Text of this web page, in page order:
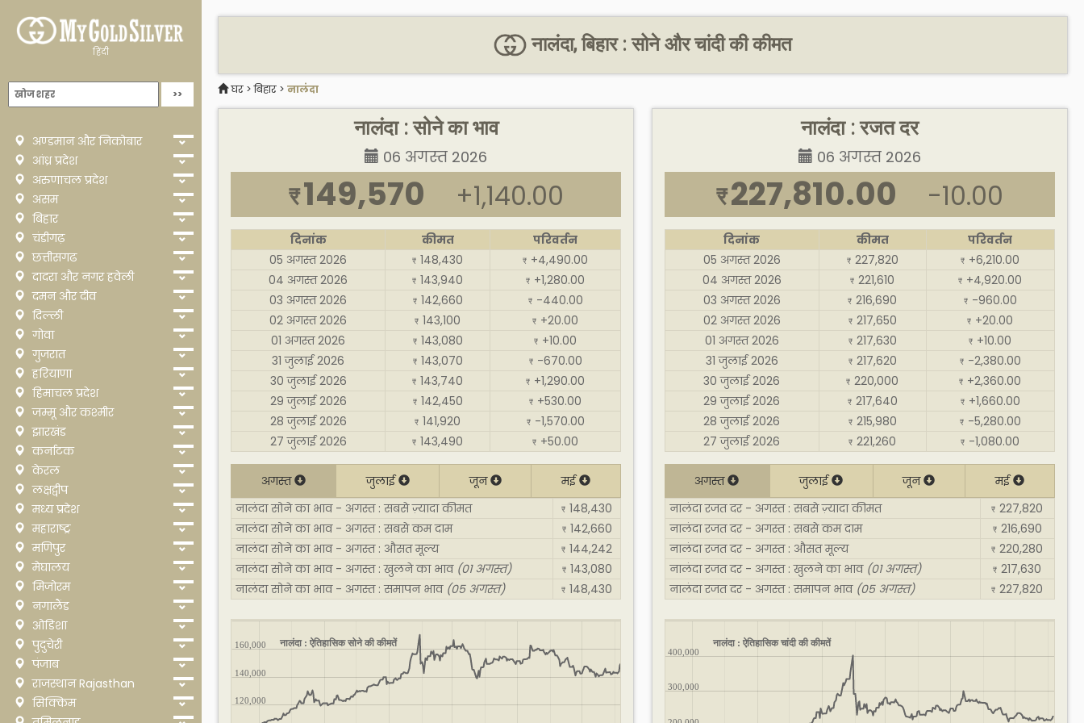
हिंदी
अण्डमान और निकोबार
आंध्र प्रदेश
अरुणाचल प्रदेश
असम
बिहार
चंडीगढ़
छत्तीसगढ
दादरा और नगर हवेली
दमन और दीव
दिल्ली
गोवा
गुजरात
हरियाणा
हिमाचल प्रदेश
जम्मू और कश्मीर
झारखंड
कर्नाटक
केरल
लक्षद्वीप
मध्य प्रदेश
महाराष्ट्र
मणिपुर
मेघालय
मिजोरम
नगालैंड
ओडिशा
पुदुचेरी
पंजाब
राजस्थान Rajasthan
सिक्किम
नालंदा, बिहार : सोने और चांदी की कीमत
घर >बिहार > नालंदा
नालंदा : सोने का भाव
06 अगस्त 2026
₹149,570 +1,140.00
दिनांक कीमत
परिवर्तन
05 अगस्त 2026
₹ 148,430 ₹ +4,490.00
04 अगस्त 2026
₹ 143,940 ₹ +1,280.00
03 अगस्त 2026
₹ 142,660 ₹ -440.00
02 अगस्त 2026
₹ 143,100 ₹ +20.00
01 अगस्त 2026
₹ 143,080 ₹ +10.00
31 जुलाई 2026
₹ 143,070 ₹ -670.00
30 जुलाई 2026
₹ 143,740 ₹ +1,290.00
29 जुलाई 2026
₹ 142,450 ₹ +530.00
28 जुलाई 2026
₹ 141,920 ₹ -1,570.00
27 जुलाई 2026
₹ 143,490 ₹ +50.00
अगस्त जुलाई जून
मई
नालंदा सोने का भाव - अगस्त : सबसे ज़्यादा कीमत
₹ 148,430
नालंदा सोने का भाव - अगस्त : सबसे कम दाम
₹ 142,660
नालंदा सोने का भाव - अगस्त : औसत मूल्य
₹ 144,242
नालंदा सोने का भाव - अगस्त : खुलने का भाव (01 अगस्त) ₹ 143,080
नालंदा सोने का भाव - अगस्त : समापन भाव (05 अगस्त) ₹ 148,430
नालंदा : ऐतिहासिक सोने की कीमतें
120,000
140,000
160,000
नालंदा : रजत दर
06 अगस्त 2026
₹227,810.00 -10.00
दिनांक कीमत
परिवर्तन
05 अगस्त 2026
₹ 227,820 ₹ +6,210.00
04 अगस्त 2026
₹ 221,610 ₹ +4,920.00
03 अगस्त 2026
₹ 216,690 ₹ -960.00
02 अगस्त 2026
₹ 217,650 ₹ +20.00
01 अगस्त 2026
₹ 217,630 ₹ +10.00
31 जुलाई 2026
₹ 217,620 ₹ -2,380.00
30 जुलाई 2026
₹ 220,000 ₹ +2,360.00
29 जुलाई 2026
₹ 217,640 ₹ +1,660.00
28 जुलाई 2026
₹ 215,980 ₹ -5,280.00
27 जुलाई 2026
₹ 221,260 ₹ -1,080.00
अगस्त जुलाई जून
मई
नालंदा रजत दर - अगस्त : सबसे ज़्यादा कीमत
₹ 227,820
नालंदा रजत दर - अगस्त : सबसे कम दाम
₹ 216,690
नालंदा रजत दर - अगस्त : औसत मूल्य
₹ 220,280
नालंदा रजत दर - अगस्त : खुलने का भाव (01 अगस्त) ₹ 217,630
नालंदा रजत दर - अगस्त : समापन भाव (05 अगस्त) ₹ 227,820
नालंदा : ऐतिहासिक चांदी की कीमतें
300,000
400,000